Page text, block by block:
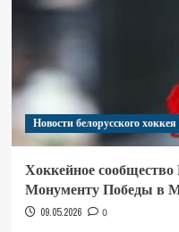
Новости белорусского хоккея
Хоккейное
Монументу Победы в
09.05.2026 0